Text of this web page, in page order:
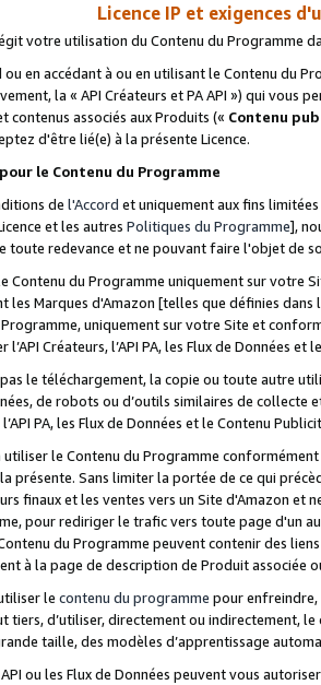
Licence IP et exigences
votre utilisation du Contenu du Programme
ou en accédant à ou en utilisant le Contenu du
la « API Créateurs et PA API ») qui vous
contenus associés aux Produits (« Contenu
d'être lié(e) à la présente Licence.
le Contenu du Programme
de l'Accord et uniquement aux fins
et les autres Politiques du Programme],
toute redevance et ne pouvant faire l'objet de
Contenu du Programme uniquement sur votre
les Marques d'Amazon [telles que définies dans
uniquement sur votre Site et
l’API Créateurs, l’API PA, les Flux de Données
le téléchargement, la copie ou toute autre
de robots ou d’outils similaires de
l’API PA, les Flux de Données et le Contenu
utiliser le Contenu du Programme
présente. Sans limiter la portée de ce qui
finaux et les ventes vers un Site d'Amazon et
pour rediriger le trafic vers toute page d'un
du Programme peuvent contenir des
à la page de description de Produit associée
le contenu du programme pour
tiers, d’utiliser, directement ou indirectement,
taille, des modèles d’apprentissage
API ou les Flux de Données peuvent vous